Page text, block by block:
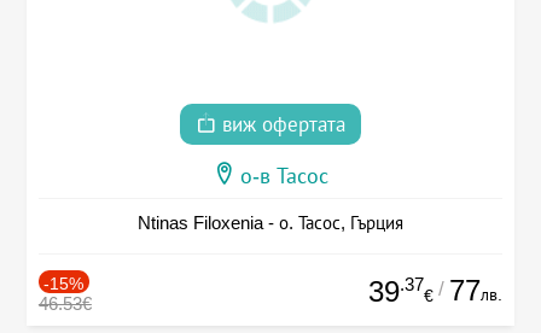
виж офертата
о-в Тасос
Ntinas Filoxenia - о. Тасос, Гърция
-15%
46.53€ 39.37
€ / 77лв.